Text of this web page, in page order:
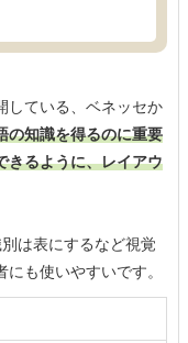
している、ベネッセか
の知識を得るのに重要
きるように、レイアウ
は表にするなど視覚
も使いやすいです。